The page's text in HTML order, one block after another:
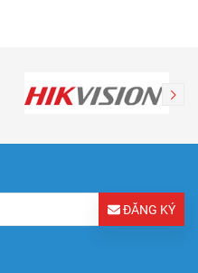
ĐĂNG KÝ